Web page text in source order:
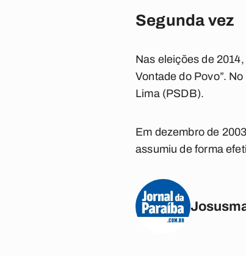
Segunda vez
Nas eleições de
Vontade do Povo”.
Lima (PSDB).
Em dezembro de
assumiu de forma